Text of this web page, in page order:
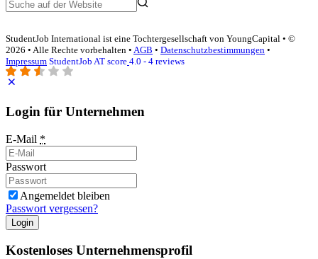
StudentJob International ist eine Tochtergesellschaft von YoungCapital • ©
2026 • Alle Rechte vorbehalten • AGB • Datenschutzbestimmungen •
Impressum StudentJob AT score 4.0 - 4 reviews
Login für Unternehmen
E-Mail *
Passwort
Angemeldet bleiben
Passwort vergessen?
Login
Kostenloses Unternehmensprofil